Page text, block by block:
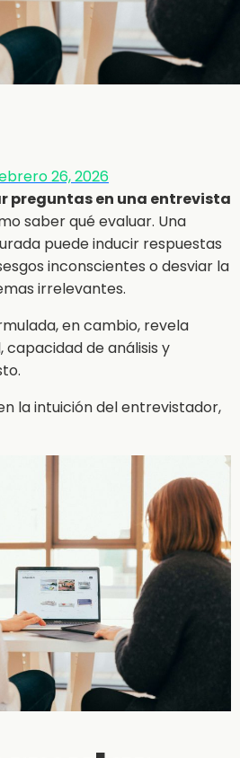
26, 2026
preguntas en una entrevista
saber qué evaluar. Una
puede inducir respuestas
inconscientes o desviar la
irrelevantes.
en cambio, revela
de análisis y
la intuición del entrevistador,